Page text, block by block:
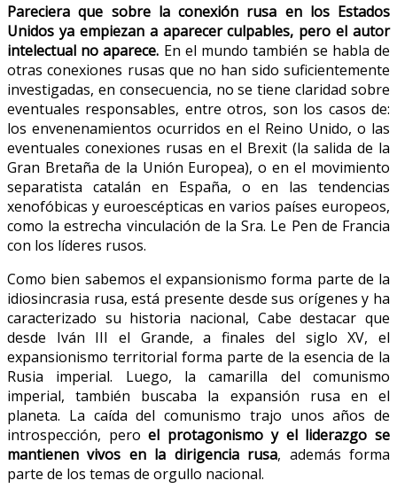
Pareciera que sobre la conexión rusa en los Estados
Unidos ya empiezan a aparecer culpables, pero el autor
intelectual no aparece. En el mundo también se habla de
otras conexiones rusas que no han sido suficientemente
investigadas, en consecuencia, no se tiene claridad sobre
eventuales responsables, entre otros, son los casos de:
los envenenamientos ocurridos en el Reino Unido, o las
eventuales conexiones rusas en el Brexit (la salida de la
Gran Bretaña de la Unión Europea), o en el movimiento
separatista catalán en España, o en las tendencias
xenofóbicas y euroescépticas en varios países europeos,
como la estrecha vinculación de la Sra. Le Pen de Francia
con los líderes rusos.
Como bien sabemos el expansionismo forma parte de la
idiosincrasia rusa, está presente desde sus orígenes y ha
caracterizado su historia nacional, Cabe destacar que
desde Iván III el Grande, a finales del siglo XV, el
expansionismo territorial forma parte de la esencia de la
Rusia imperial. Luego, la camarilla del comunismo
imperial, también buscaba la expansión rusa en el
planeta. La caída del comunismo trajo unos años de
introspección, peroel protagonismo y el liderazgo se
mantienen vivos en la dirigencia rusa, además forma
parte de los temas de orgullo nacional.